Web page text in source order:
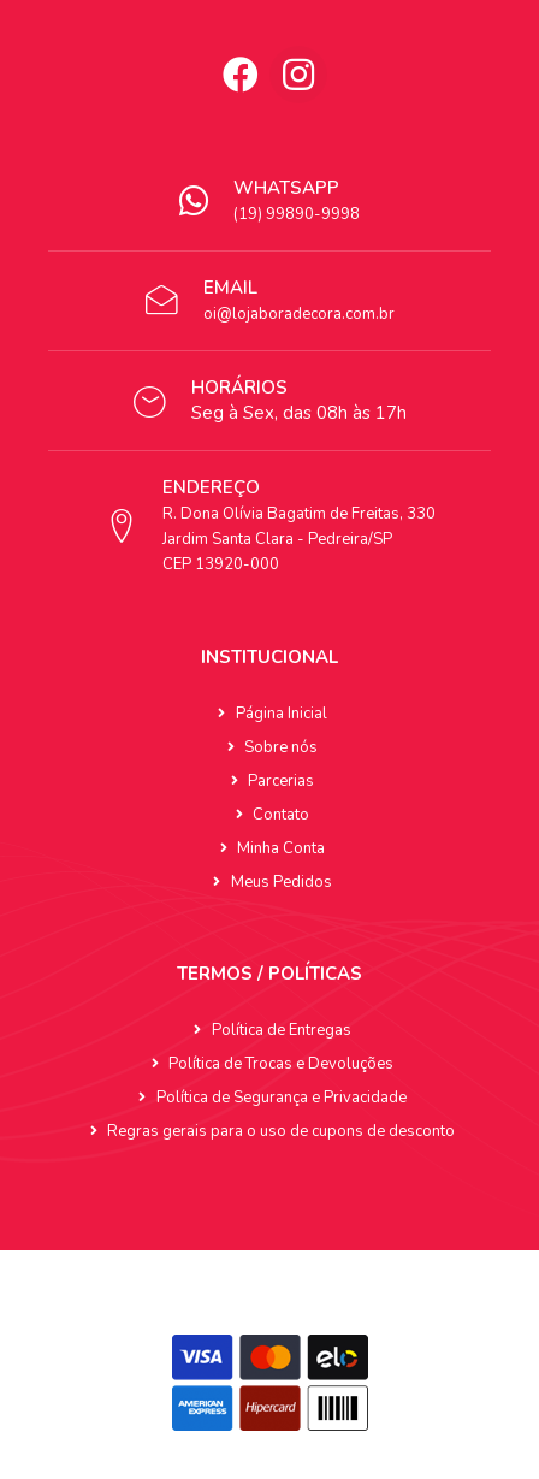
WHATSAPP
(19) 99890-9998
EMAIL
oi@lojaboradecora.com.br
HORÁRIOS
Seg à Sex, das 08h às 17h
ENDEREÇO
R. Dona Olívia Bagatim de Freitas, 330
Jardim Santa Clara - Pedreira/SP
CEP 13920-000
INSTITUCIONAL
Página Inicial
Sobre nós
Parcerias
Contato
Minha Conta
Meus Pedidos
TERMOS / POLÍTICAS
Política de Entregas
Política de Trocas e Devoluções
Política de Segurança e Privacidade
Regras gerais para o uso de cupons de desconto